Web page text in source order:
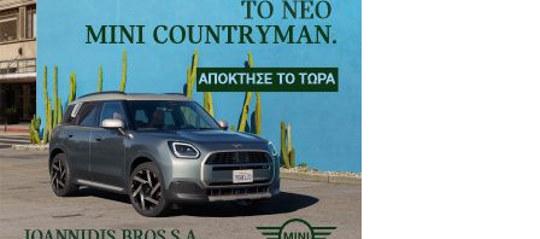
Υποδοχή και ενταφιασμός των οστών των
ηρώων Χρήστου και Ελένης Μαρούδη στα
Άνω Πορόια
07 Αυγ 2026, 18:50 Σιντική
Σιντική: Εκδήλωση για την υποδοχή των
οστών Χρήστου & Ελένης Μαυρουδή